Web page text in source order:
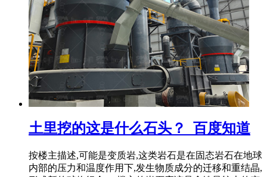
土里挖的这是什么石头？_百度知道
按楼主描述,可能是变质岩,这类岩石是在固态岩石在地球
内部的压力和温度作用下,发生物质成分的迁移和重结晶,